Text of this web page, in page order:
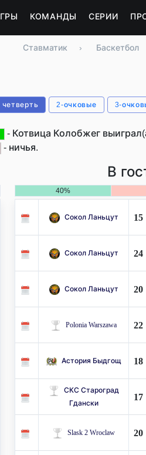
КОМАНДЫ СЕРИИ
Ставматик › Баскетбол
четверть 2-очковые 3-
- Котвица Колобжег
- ничья.
В
40%
Сокол Ланьцут 15
Сокол Ланьцут 24
Сокол Ланьцут 20
Polonia Warszawa 22
Астория Быдгощ 18
СКС Староград
Гдански
17
Slask 2 Wroclaw 20